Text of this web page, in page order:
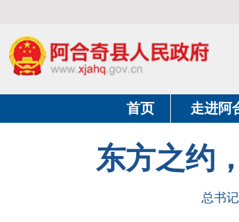
首页 走进阿合奇
东方之约
总书记的人